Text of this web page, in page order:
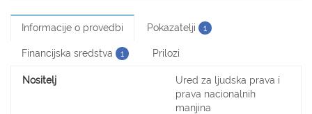
Informacije o provedbi Pokazatelji 1
Financijska sredstva 1 Prilozi
Nositelj
Ured za ljudska prava i
prava nacionalnih
manjina